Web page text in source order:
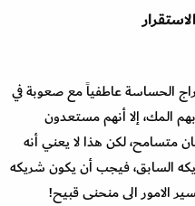
الحساسة عاطفياً مع صعوبة في
المك، إلا أنهم مستعدون
متسامح، لكن هذا لا يعني أنه
السابق، فيجب أن يكون شريكه
الامور الى منحنى قبيح!